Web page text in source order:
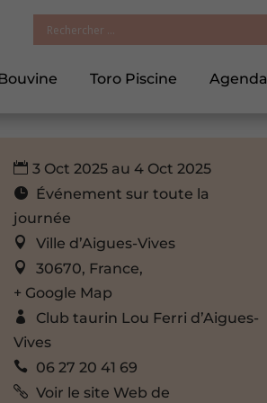
Toro Piscine Agenda
3 Oct 2025 au 4 Oct 2025
Événement sur toute la
journée
Ville d’Aigues-Vives
30670, France,
+ Google Map
Club taurin Lou Ferri d’Aigues-
Vives
06 27 20 41 69
Voir le site Web de